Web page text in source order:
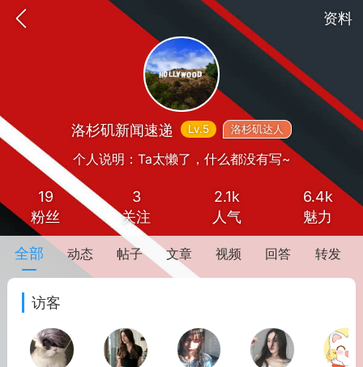
资料
华人资讯
阅读洛杉矶新闻
洛杉矶新闻速递 Lv.5 洛杉矶达人
个人说明：Ta太懒了，什么都没有写~
19
粉丝
3
关注
2.1k
人气
6.4k
魅力
全部 动态 帖子 文章 视频 回答 转发
访客